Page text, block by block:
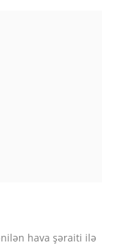
hava şəraiti ilə